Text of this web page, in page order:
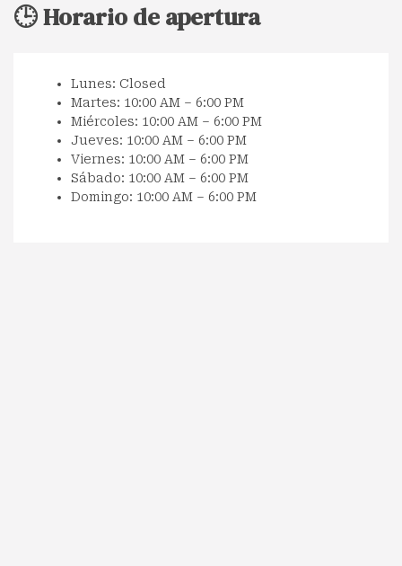
🕒 Horario de apertura
Lunes: Closed
Martes: 10:00 AM – 6:00 PM
Miércoles: 10:00 AM – 6:00 PM
Jueves: 10:00 AM – 6:00 PM
Viernes: 10:00 AM – 6:00 PM
Sábado: 10:00 AM – 6:00 PM
Domingo: 10:00 AM – 6:00 PM